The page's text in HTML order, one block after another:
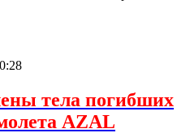
тела погибших
AZAL